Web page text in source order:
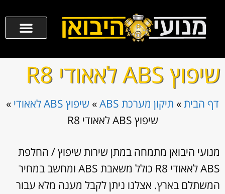
שיפוץ ABS לאאודי R8
דף הבית» תיקון מערכת ABS » שיפוץ ABS לאאודי
»
שיפוץ ABS לאאודי R8
מנועי היבואן מתמחה במתן שירות שיפוץ / החלפת
ABS לאאודי R8 כולל משאבת ABS ומחשב במחיר
המשתלם בארץ. אצלנו ניתן לקבל מענה מלא עבור